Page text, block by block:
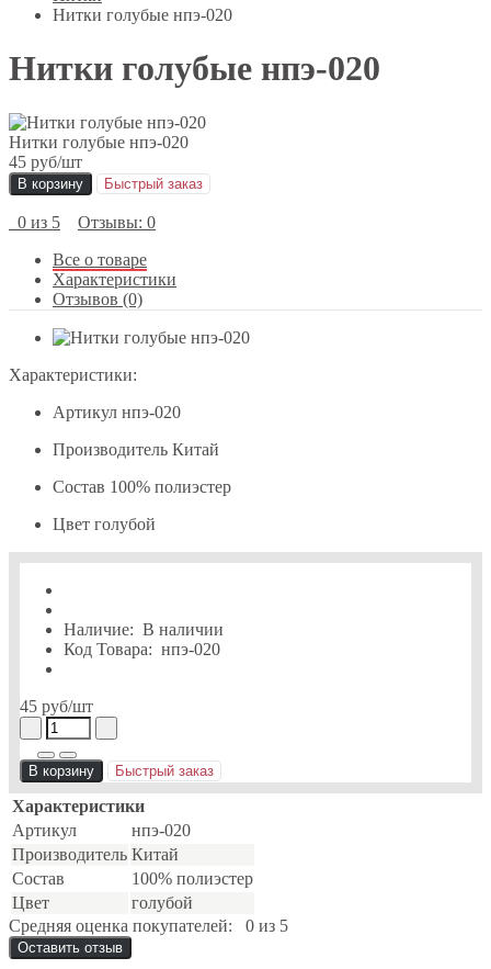
Нитки голубые нпэ-020
Нитки голубые нпэ-020
Нитки голубые нпэ-020
45 руб/шт
В корзину Быстрый заказ
0 из 5
Отзывы: 0
Все о товаре
Характеристики
Отзывов (0)
Характеристики:
Артикул нпэ-020
Производитель Китай
Состав 100% полиэстер
Цвет голубой
Наличие: В наличии
Код Товара: нпэ-020
45 руб/шт
В корзину Быстрый заказ
Характеристики
Артикул
нпэ-020
Производитель Китай
Состав
100% полиэстер
Цвет
голубой
Средняя оценка покупателей:
0 из 5
Оставить отзыв